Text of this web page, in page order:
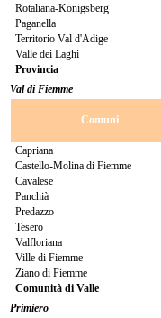
Rotaliana-Königsberg
Paganella
Territorio Val d'Adige
Valle dei Laghi
Provincia
Val di Fiemme
Comuni
Capriana
Castello-Molina di Fiemme
Cavalese
Panchià
Predazzo
Tesero
Valfloriana
Ville di Fiemme
Ziano di Fiemme
Comunità di Valle
Primiero